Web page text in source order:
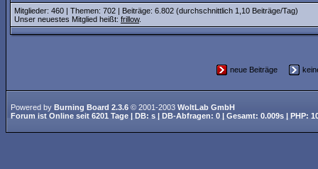
Mitglieder: 460 | Themen: 702 | Beiträge: 6.802 (durchschnittlich 1,10 Beiträge/Tag)
Unser neuestes Mitglied heißt: frillow.
neue Beiträge
Powered by Burning Board 2.3.6 © 2001-2003 WoltLab GmbH
Forum ist Online seit 6201 Tage | DB: s | DB-Abfragen: 0 | Gesamt: 0.009s | PHP: